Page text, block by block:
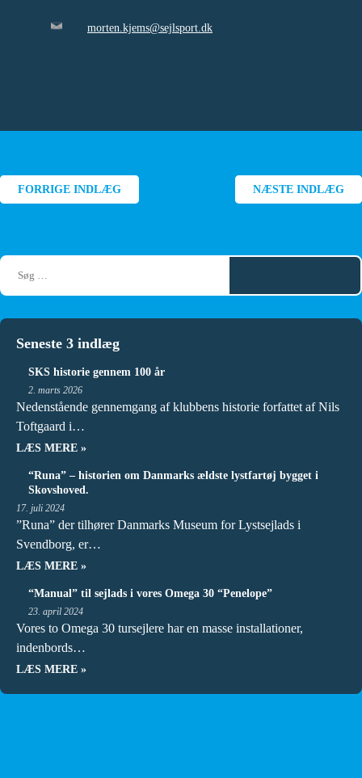
morten.kjems@sejlsport.dk
Indlægsnavigation
FORRIGE INDLÆG NÆSTE INDLÆG
Seneste 3 indlæg
SKS historie gennem 100 år
2. marts 2026
Nedenstående gennemgang af klubbens historie forfattet af Nils
Toftgaard i…
LÆS MERE »
“Runa” – historien om Danmarks ældste lystfartøj bygget i
Skovshoved.
17. juli 2024
”Runa” der tilhører Danmarks Museum for Lystsejlads i
Svendborg, er…
LÆS MERE »
“Manual” til sejlads i vores Omega 30 “Penelope”
23. april 2024
Vores to Omega 30 tursejlere har en masse installationer,
indenbords…
LÆS MERE »